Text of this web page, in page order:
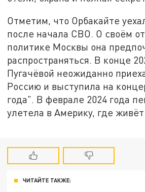
Отметим, что Орбакайте
после начала СВО. О своём
политике Москвы она
распространяться. В конце
Пугачёвой неожиданно
Россию и выступила на
года". В феврале 2024 года
улетела в Америку, где
ЧИТАЙТЕ ТАКЖЕ: